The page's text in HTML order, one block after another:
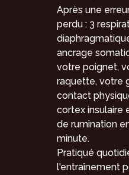
Après une
perdu : 3
ancrage
votre poignet,
raquette, votre
contact
cortex insulaire
de rumination
minute.
Pratiqué
l'entraînement